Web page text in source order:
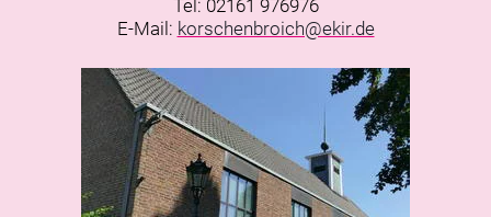
Tel: 02161 976976
E-Mail: korschenbroich@ekir.de